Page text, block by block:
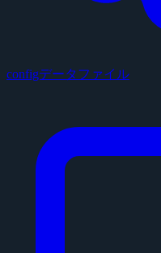
configデータファイル